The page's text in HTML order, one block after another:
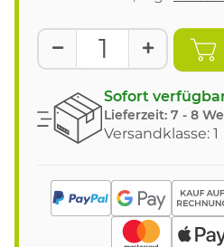
Sofort
Lieferzeit: 7 - 8
Versandklasse: 1